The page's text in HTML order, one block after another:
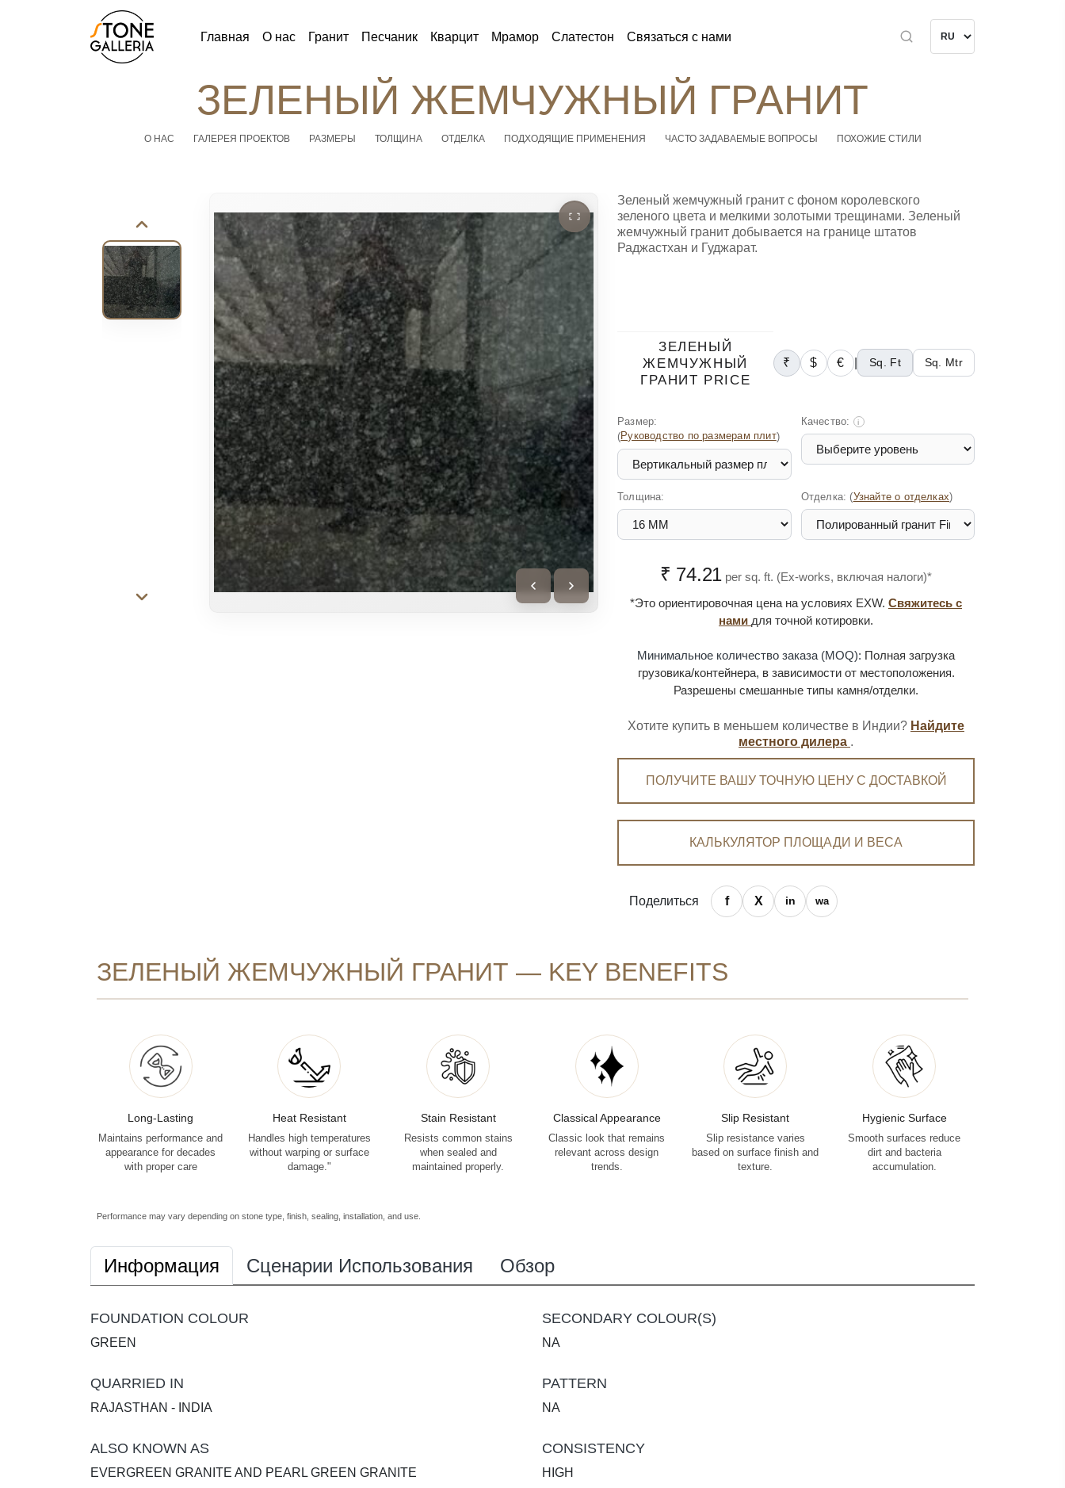
Главная О нас Гранит Песчаник Кварцит Мрамор Слатестон Связаться с нами
ЗЕЛЕНЫЙ ЖЕМЧУЖНЫЙ ГРАНИТ
О НАС ГАЛЕРЕЯ ПРОЕКТОВ РАЗМЕРЫ ТОЛЩИНА ОТДЕЛКА ПОДХОДЯЩИЕ ПРИМЕНЕНИЯ ЧАСТО ЗАДАВАЕМЫЕ ВОПРОСЫ ПОХОЖИЕ СТИЛИ
Зеленый жемчужный гранит с фоном королевского
зеленого цвета и мелкими золотыми трещинами. Зеленый
жемчужный гранит добывается на границе штатов
Раджастхан и Гуджарат.
ЗЕЛЕНЫЙ
ЖЕМЧУЖНЫЙ
ГРАНИТ PRICE
₹ $ € Sq. Ft Sq. Mtr
Размер:
(Руководство по размерам плит)
Качество: i
Толщина: Отделка: (Узнайте о отделках)
₹ 74.21 per sq. ft. (Ex-works, включая налоги)*
*Это ориентировочная цена на условиях EXW. Свяжитесь с
нами для точной котировки.
Минимальное количество заказа (MOQ): Полная загрузка
грузовика/контейнера, в зависимости от местоположения.
Разрешены смешанные типы камня/отделки.
Хотите купить в меньшем количестве в Индии? Найдите
местного дилера .
ПОЛУЧИТЕ ВАШУ ТОЧНУЮ ЦЕНУ С ДОСТАВКОЙ
КАЛЬКУЛЯТОР ПЛОЩАДИ И ВЕСА
Поделиться
ЗЕЛЕНЫЙ ЖЕМЧУЖНЫЙ ГРАНИТ — KEY BENEFITS
Long-Lasting
Maintains performance and
appearance for decades
with proper care
Heat Resistant
Handles high temperatures
without warping or surface
damage."
Stain Resistant
Resists common stains
when sealed and
maintained properly.
Classical Appearance
Classic look that remains
relevant across design
trends.
Slip Resistant
Slip resistance varies
based on surface finish and
texture.
Hygienic Surface
Smooth surfaces reduce
dirt and bacteria
accumulation.
Performance may vary depending on stone type, finish, sealing, installation, and use.
Информация Сценарии Использования Обзор
FOUNDATION COLOUR
GREEN
SECONDARY COLOUR(S)
NA
QUARRIED IN
RAJASTHAN - INDIA
PATTERN
NA
ALSO KNOWN AS
EVERGREEN GRANITE AND PEARL GREEN GRANITE
CONSISTENCY
HIGH